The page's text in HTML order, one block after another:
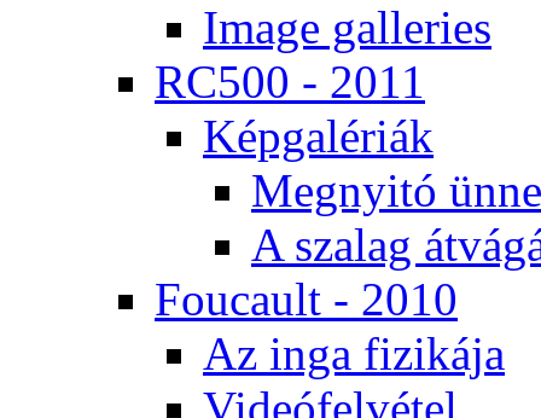
Image gal­le­ri­es
RC500 - 2011
Kép­ga­lé­ri­ák
Meg­nyi­tó
A sza­lag
Fo­u­ca­ult - 2010
Az in­ga fi­zi­ká­ja